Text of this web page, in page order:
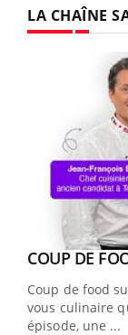
LA CHAÎNE
Youtube
COUP DE
Coup de food
vous culinaire
épisode, une ...